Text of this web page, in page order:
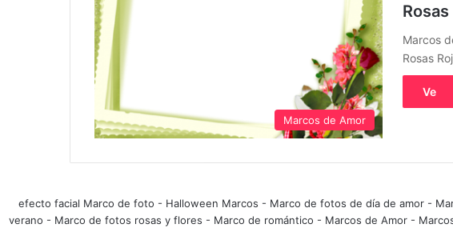
Marcos de Amor
Marcos
Rosas
Ve
efecto facial Marco de foto - Halloween Marcos - Marco de fotos de día de amor -
verano - Marco de fotos rosas y flores - Marco de romántico - Marcos de Amor-